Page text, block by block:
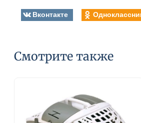
Вконтакте
Смотрите также